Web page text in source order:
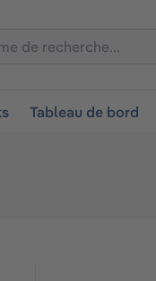
Tableau de bord